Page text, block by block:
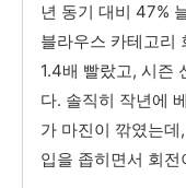
년 동기 대비 47%
블라우스 카테고리
1.4배 빨랐고, 시즌
다. 솔직히 작년에
가 마진이 깎였는
입을 좁히면서 회